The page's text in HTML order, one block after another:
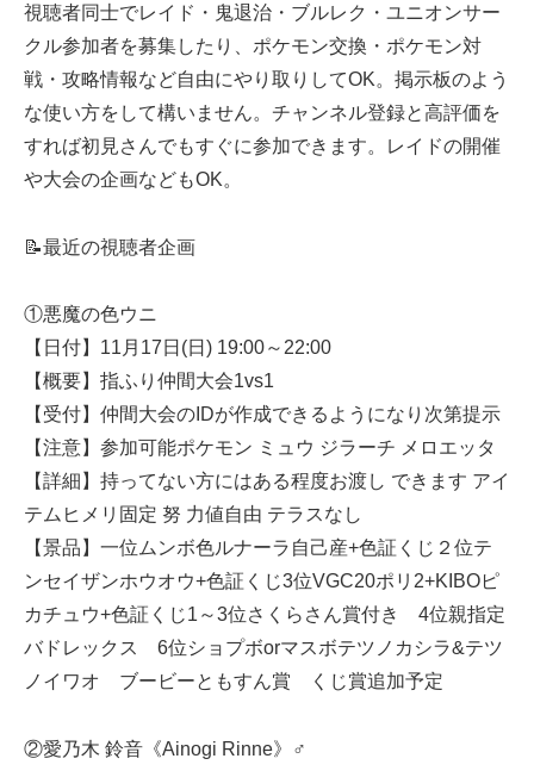
視聴者同士でレイド・鬼退治・ブルレク・ユニオンサー
クル参加者を募集したり、ポケモン交換・ポケモン対
戦・攻略情報など自由にやり取りしてOK。掲示板のよう
な使い方をして構いません。チャンネル登録と高評価を
すれば初見さんでもすぐに参加できます。レイドの開催
や大会の企画などもOK。
📝最近の視聴者企画
①悪魔の色ウニ
【日付】11月17日(日) 19:00～22:00
【概要】指ふり仲間大会1vs1
【受付】仲間大会のIDが作成できるようになり次第提示
【注意】参加可能ポケモン ミュウ ジラーチ メロエッタ
【詳細】持ってない方にはある程度お渡し できます アイ
テムヒメリ固定 努 力値自由 テラスなし
【景品】一位ムンボ色ルナーラ自己産+色証くじ２位テ
ンセイザンホウオウ+色証くじ3位VGC20ポリ2+KIBOピ
カチュウ+色証くじ1～3位さくらさん賞付き 4位親指定
バドレックス 6位ショプボorマスボテツノカシラ&テツ
ノイワオ ブービーともすん賞 くじ賞追加予定
②愛乃木 鈴音《Ainogi Rinne》♂